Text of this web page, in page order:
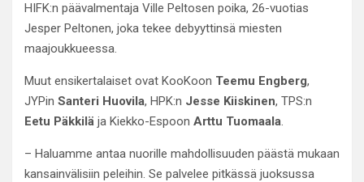
HIFK:n päävalmentaja Ville Peltosen poika, 26-vuotias
Jesper Peltonen, joka tekee debyyttinsä miesten
maajoukkueessa.
Muut ensikertalaiset ovat KooKoon Teemu Engberg,
JYPin Santeri Huovila, HPK:n Jesse Kiiskinen, TPS:n
Eetu Päkkilä ja Kiekko-Espoon Arttu Tuomaala.
– Haluamme antaa nuorille mahdollisuuden päästä mukaan
kansainvälisiin peleihin. Se palvelee pitkässä juoksussa